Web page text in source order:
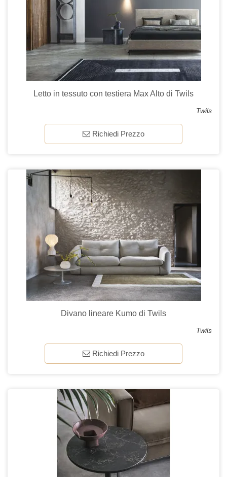
Letto in tessuto con testiera Max Alto di Twils
Twils
Richiedi Prezzo
Divano lineare Kumo di Twils
Twils
Richiedi Prezzo